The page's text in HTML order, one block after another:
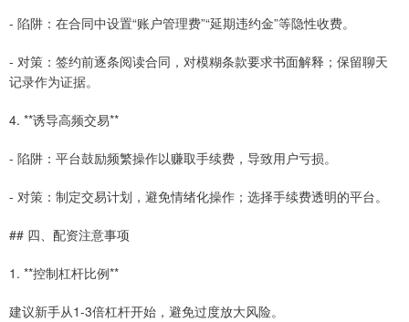
- 陷阱：在合同中设置“账户管理费”“延期违约金”等隐性收费。
- 对策：签约前逐条阅读合同，对模糊条款要求书面解释；保留聊天
记录作为证据。
4. **诱导高频交易**
- 陷阱：平台鼓励频繁操作以赚取手续费，导致用户亏损。
- 对策：制定交易计划，避免情绪化操作；选择手续费透明的平台。
## 四、配资注意事项
1. **控制杠杆比例**
建议新手从1-3倍杠杆开始，避免过度放大风险。